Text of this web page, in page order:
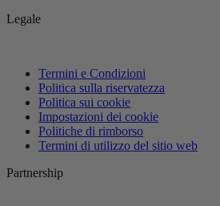
Legale
Termini e Condizioni
Politica sulla riservatezza
Politica sui cookie
Impostazioni dei cookie
Politiche di rimborso
Termini di utilizzo del sitio web
Partnership